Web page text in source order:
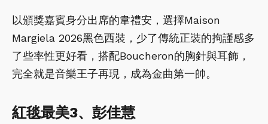
以頒獎嘉賓身分出席的韋禮安，選擇Maison
Margiela 2026黑色西裝，少了傳統正裝的拘謹感多
了些率性更好看，搭配Boucheron的胸針與耳飾，
完全就是音樂王子再現，成為金曲第一帥。
紅毯最美3、彭佳慧